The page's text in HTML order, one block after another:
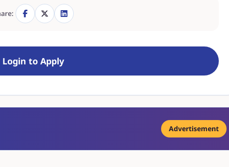
Login to Apply
Advertisement